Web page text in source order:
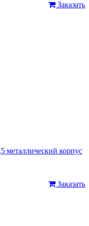
Заказать
корпус
Заказать